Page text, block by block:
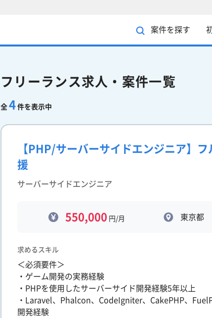
案件を探す
フリーランス求人・案件一覧
全 4 件を表示中
【PHP/サーバーサイドエンジニア】
援
サーバーサイドエンジニア
550,000 円/月 東京都
求めるスキル
＜必須要件＞
・ゲーム開発の実務経験
・PHPを使用したサーバーサイド開発経験5年以上
・Laravel、Phalcon、CodeIgniter、CakePHP、
開発経験